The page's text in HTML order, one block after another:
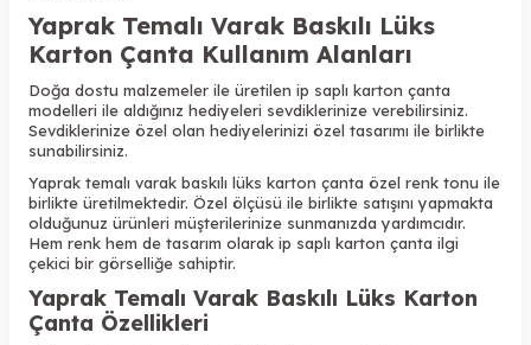
Yaprak Temalı Varak Baskılı Lüks
Karton Çanta Kullanım Alanları
Doğa dostu malzemeler ile üretilen ip saplı karton çanta
modelleri ile aldığınız hediyeleri sevdiklerinize verebilirsiniz.
Sevdiklerinize özel olan hediyelerinizi özel tasarımı ile birlikte
sunabilirsiniz.
Yaprak temalı varak baskılı lüks karton çanta özel renk tonu ile
birlikte üretilmektedir. Özel ölçüsü ile birlikte satışını yapmakta
olduğunuz ürünleri müşterilerinize sunmanızda yardımcıdır.
Hem renk hem de tasarım olarak ip saplı karton çanta ilgi
çekici bir görselliğe sahiptir.
Yaprak Temalı Varak Baskılı Lüks Karton
Çanta Özellikleri